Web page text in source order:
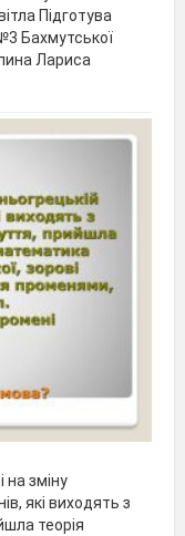
Підготува
Бахмутської
Лариса
на зміну
які виходять з
теорія